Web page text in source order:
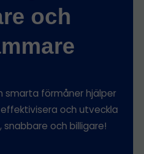
och
smarta förmåner hjälper
och utveckla
och billigare!